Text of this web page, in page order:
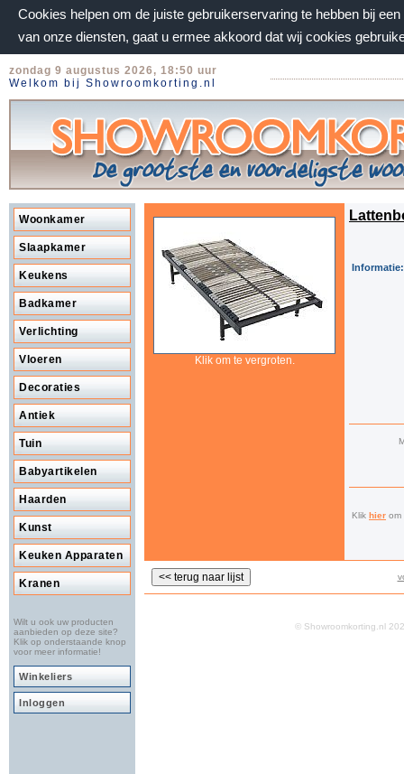
Cookies helpen om de juiste gebruikerservaring te hebben bij
van onze diensten, gaat u ermee akkoord dat wij cookies
zondag 9 augustus 2026, 18:50 uur
Welkom bij Showroomkorting.nl
Woonkamer
Slaapkamer
Keukens
Badkamer
Verlichting
Vloeren
Decoraties
Antiek
Tuin
Babyartikelen
Haarden
Kunst
Keuken Apparaten
Kranen
Wilt u ook uw producten
aanbieden op deze site?
Klik op onderstaande knop
voor meer informatie!
Winkeliers
Inloggen
Klik om te vergroten.
Informatie:
Klik hier om
© Showroomkorting.nl